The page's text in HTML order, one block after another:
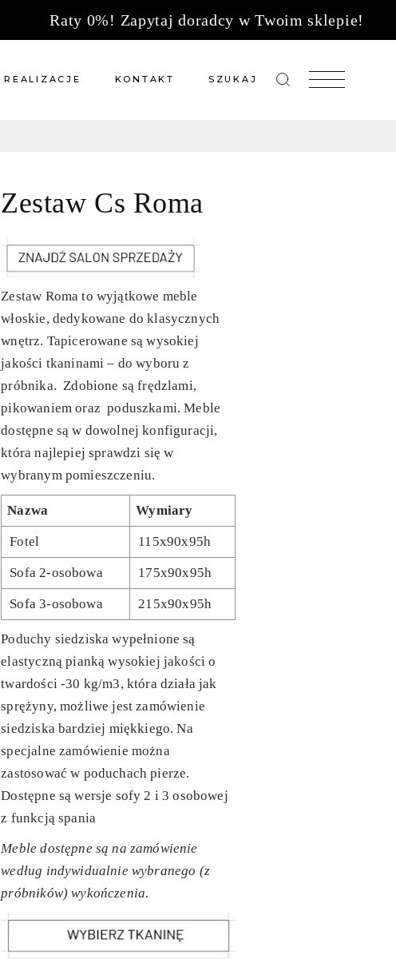
Raty 0%! Zapytaj doradcy w Twoim sklepie!
REALIZACJE KONTAKT
Kuchnie
SZUKAJ
Zestaw Cs Roma
Zestaw Roma to wyjątkowe meble
włoskie, dedykowane do klasycznych
wnętrz. Tapicerowane są wysokiej
jakości tkaninami – do wyboru z
próbnika. Zdobione są frędzlami,
pikowaniem oraz poduszkami. Meble
dostępne są w dowolnej konfiguracji,
która najlepiej sprawdzi się w
wybranym pomieszczeniu.
Nazwa Wymiary
Fotel 115x90x95h
Sofa 2-osobowa 175x90x95h
Sofa 3-osobowa 215x90x95h
Poduchy siedziska wypełnione są
elastyczną pianką wysokiej jakości o
twardości -30 kg/m3, która działa jak
sprężyny, możliwe jest zamówienie
siedziska bardziej miękkiego. Na
specjalne zamówienie można
zastosować w poduchach pierze.
Dostępne są wersje sofy 2 i 3 osobowej
z funkcją spania
Meble dostępne są na zamówienie
według indywidualnie wybranego (z
próbników) wykończenia.